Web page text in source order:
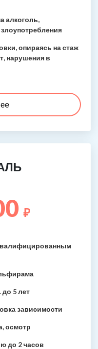
алкоголь,
опираясь на стаж
нарушения в
₽
до 5 лет
зависимости
осмотр
до 2 часов